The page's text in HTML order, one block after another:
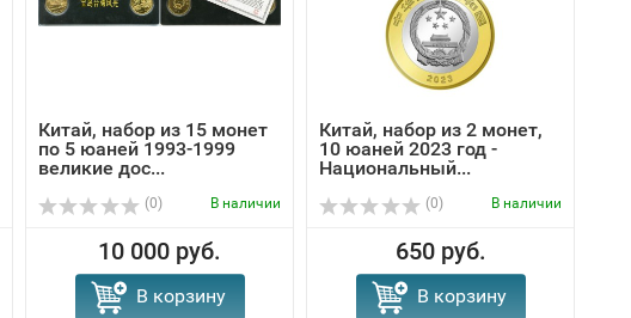
Китай, набор из 15 монет
по 5 юаней 1993-1999
великие дос...
(0) В наличии
10 000 руб.
В корзину
Китай, набор из 2 монет,
10 юаней 2023 год -
Национальный...
(0) В наличии
650 руб.
В корзину